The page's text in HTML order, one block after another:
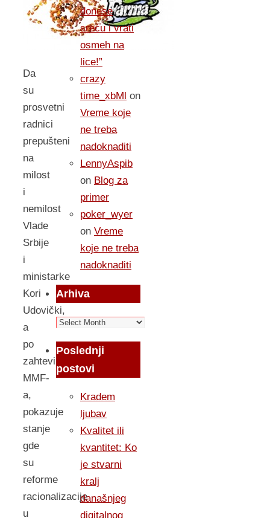
Da
su
prosvetni
radnici
prepušteni
na
milost
i
nemilost
Vlade
Srbije
i
ministarke
Kori
Udovički,
a
po
zahtevima
MMF-
a,
pokazuje
stanje
gde
su
reforme
racionalizacije
u
donese
sreću i vrati
osmeh na
lice!”
crazy
time_xbMl on
Vreme koje
ne treba
nadoknaditi
LennyAspib
on Blog za
primer
poker_wyer
on Vreme
koje ne treba
nadoknaditi
Arhiva
Arhiva
Poslednji
postovi
Kradem
ljubav
Kvalitet ili
kvantitet: Ko
je stvarni
kralj
današnjeg
digitalnog